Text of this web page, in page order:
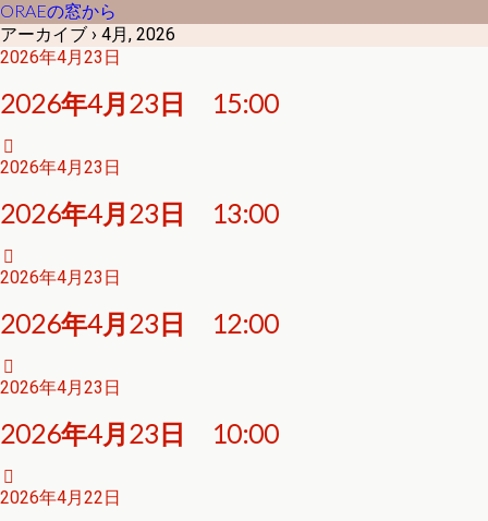
ORAEの窓から
アーカイブ › 4月, 2026
2026年4月23日
2026年4月23日 15:00
2026年4月23日
2026年4月23日 13:00
2026年4月23日
2026年4月23日 12:00
2026年4月23日
2026年4月23日 10:00
2026年4月22日